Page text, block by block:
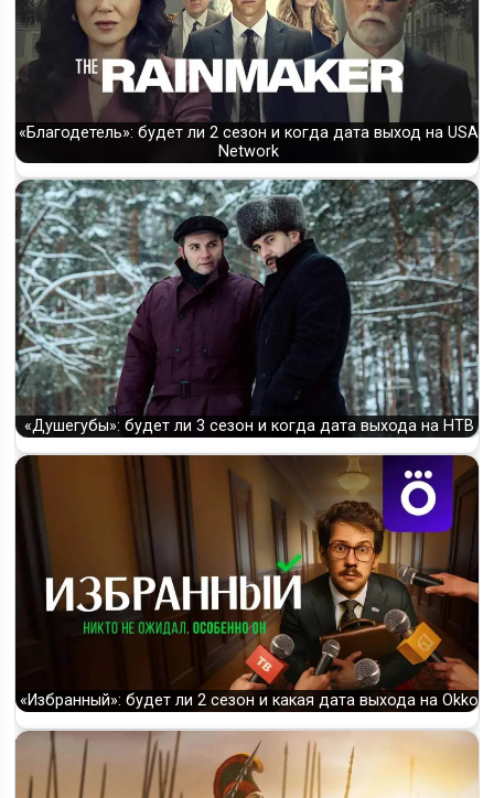
«Благодетель»: будет ли 2 сезон и когда дата выход на USA
Network
«Душегубы»: будет ли 3 сезон и когда дата выхода на НТВ
«Избранный»: будет ли 2 сезон и какая дата выхода на Okko